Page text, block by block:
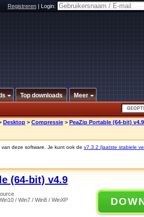
Registreren|Login:
Top downloads Meer
Desktop > Compressie > PeaZip Portable (64-bit) v4.9
deze software. Je kunt ook de v7.3.2 (laatste stabiele
(64-bit) v4.9
/ Win7 / Win8 / WinXP